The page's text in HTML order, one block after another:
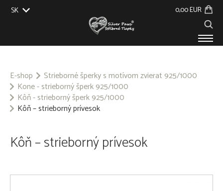
SK
0,00 EUR
O NÁS
E-shop
Strieborné šperky s motívom zvierat 925/1000
Kone - strieborný šperk 925/1000
Kôň - strieborný šperk 925/1000
Kôň – strieborný prívesok
Kôň – strieborný prívesok